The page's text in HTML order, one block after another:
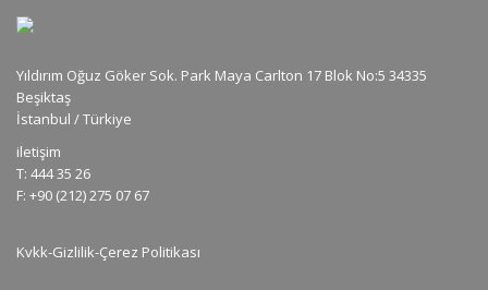
Yıldırım Oğuz Göker Sok. Park Maya Carlton 17 Blok No:5 34335
Beşiktaş
İstanbul / Türkiye
iletişim
T: 444 35 26
F: +90 (212) 275 07 67
Kvkk-Gizlilik-Çerez Politikası